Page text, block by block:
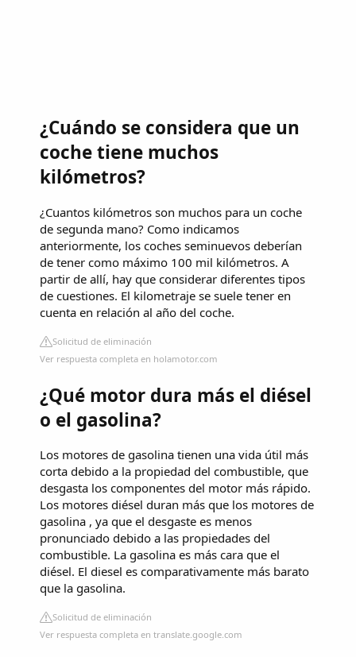
¿Cuándo se considera que un
coche tiene muchos
kilómetros?
¿Cuantos kilómetros son muchos para un coche
de segunda mano? Como indicamos
anteriormente, los coches seminuevos deberían
de tener como máximo 100 mil kilómetros. A
partir de allí, hay que considerar diferentes tipos
de cuestiones. El kilometraje se suele tener en
cuenta en relación al año del coche.
Solicitud de eliminación
Ver respuesta completa en holamotor.com
¿Qué motor dura más el diésel
o el gasolina?
Los motores de gasolina tienen una vida útil más
corta debido a la propiedad del combustible, que
desgasta los componentes del motor más rápido.
Los motores diésel duran más que los motores de
gasolina , ya que el desgaste es menos
pronunciado debido a las propiedades del
combustible. La gasolina es más cara que el
diésel. El diesel es comparativamente más barato
que la gasolina.
Solicitud de eliminación
Ver respuesta completa en translate.google.com